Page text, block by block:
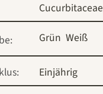
Cucurbitaceae
Grün Weiß
Einjährig